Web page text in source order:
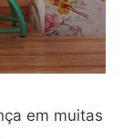
em muitas